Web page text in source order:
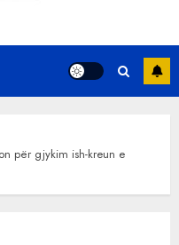
për gjykim ish-kreun e